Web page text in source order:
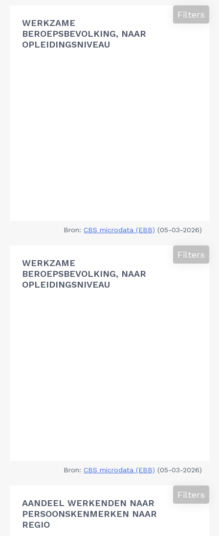
WERKZAME
BEROEPSBEVOLKING, NAAR
OPLEIDINGSNIVEAU
Filters
Bron: CBS microdata (EBB) (05-03-2026)
WERKZAME
BEROEPSBEVOLKING, NAAR
OPLEIDINGSNIVEAU
Filters
Bron: CBS microdata (EBB) (05-03-2026)
AANDEEL WERKENDEN NAAR
PERSOONSKENMERKEN NAAR
REGIO
Filters